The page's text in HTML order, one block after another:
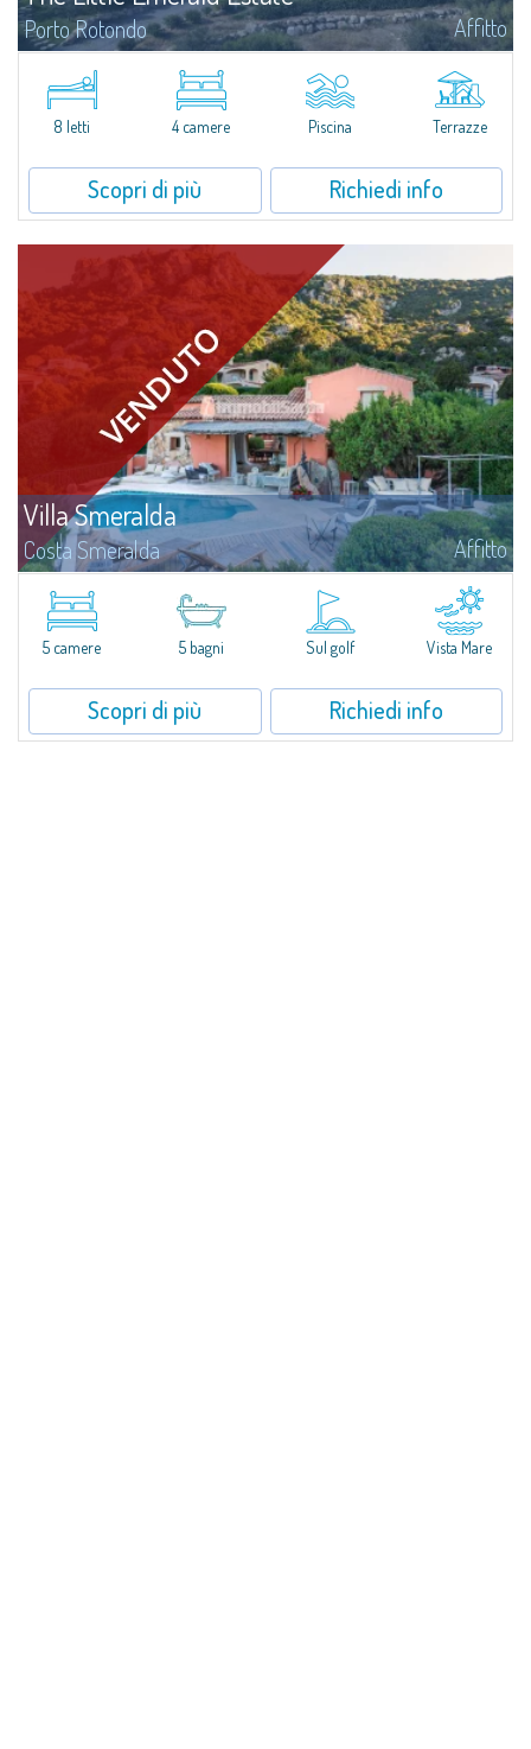
Porto Rotondo Affitto
Porto RotondoNel cuore delle colline di Cugnana, a pochi minuti da Porto
Rotondo e dalle più belle spiagge della Costa Smeralda, proponiamo in...
8 letti
4 camere Piscina Terrazze
Scopri di più Richiedi info
Villa Smeralda
Costa Smeralda Affitto
Villa Smeralda, a firma del celebre Architetto Jean Claude Lesuisse, si
affaccia in posizione dominante sulla baia del Pevero, con una vista
panoramica sul mare e sulle colline di Pantogia. La proprietà fa parte di
un...5 camere 5 bagni Sul golf Vista Mare
Scopri di più Richiedi info